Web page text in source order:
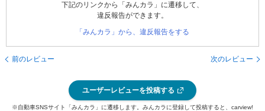
下記のリンクから「みんカラ」に遷移して、
違反報告ができます。
「みんカラ」から、違反報告をする
前のレビュー 次のレビュー
ユーザーレビューを投稿する
※自動車SNSサイト「みんカラ」に遷移します。みんカラに登録して投稿すると、carview!